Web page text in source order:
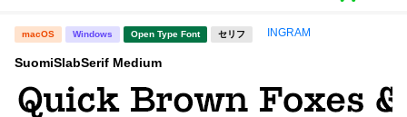
文字種類
価格帯
macOS Windows Open Type Font セリフ INGRAM
SuomiSlabSerif Medium